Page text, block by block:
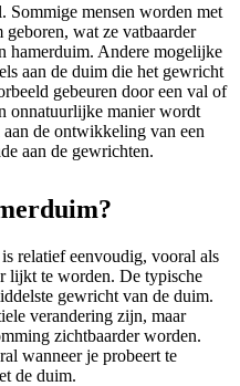
Sommige mensen worden met
wat ze vatbaarder
hamerduim. Andere mogelijke
aan de duim die het gewricht
gebeuren door een val of
onnatuurlijke manier wordt
de ontwikkeling van een
aan de gewrichten.
relatief eenvoudig, vooral als
lijkt te worden. De typische
gewricht van de duim.
verandering zijn, maar
zichtbaarder worden.
wanneer je probeert te
de duim.